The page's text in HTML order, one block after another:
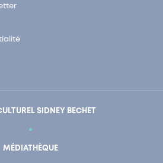
SIDNEY BECHET
MÉDIATHÈQUE